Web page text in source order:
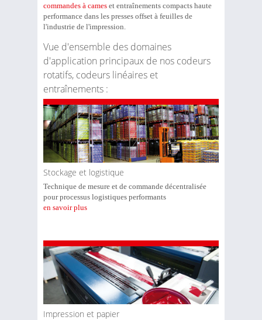
commandes à cames et entraînements compacts haute
performance dans les presses offset à feuilles de
l'industrie de l'impression.
Vue d'ensemble des domaines
d'application principaux de nos codeurs
rotatifs, codeurs linéaires et
entraînements :
Stockage et logistique
Technique de mesure et de commande décentralisée
pour processus logistiques performants
en savoir plus
Impression et papier